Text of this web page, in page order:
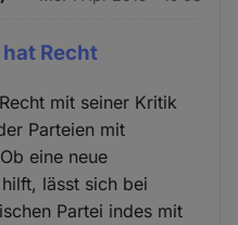
Recht
mit seiner Kritik
Parteien mit
eine neue
lässt sich bei
Partei indes mit